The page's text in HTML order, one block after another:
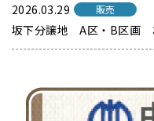
2026.03.29 販売
坂下分譲地 A区・B区画